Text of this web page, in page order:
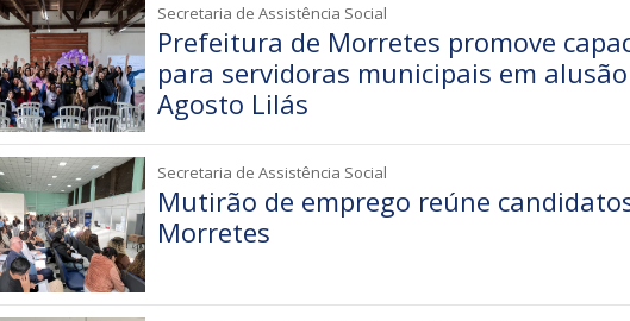
Secretaria de Assistência Social
Prefeitura de Morretes promove
para servidoras municipais em
Agosto Lilás
Secretaria de Assistência Social
Mutirão de emprego reúne
Morretes